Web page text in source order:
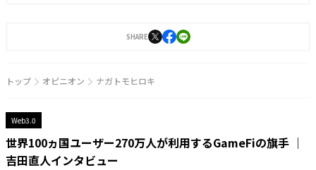
後は現状のサービス向上と、さまざまな角度からユーザーのセキュリティ性改善の
ための製品をリリースし、業界全体の環境改善に貢献している。
SHARE
トップ オピニオン ナガトモヒロキ
Web3.0
世界100ヵ国ユーザー270万人が利用するGameFiの旗手 ｜
吉田直人インタビュー